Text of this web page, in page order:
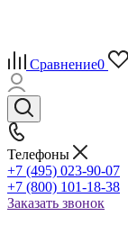
Сравнение0
Телефоны
+7 (495) 023-90-07
+7 (800) 101-18-38
Заказать звонок